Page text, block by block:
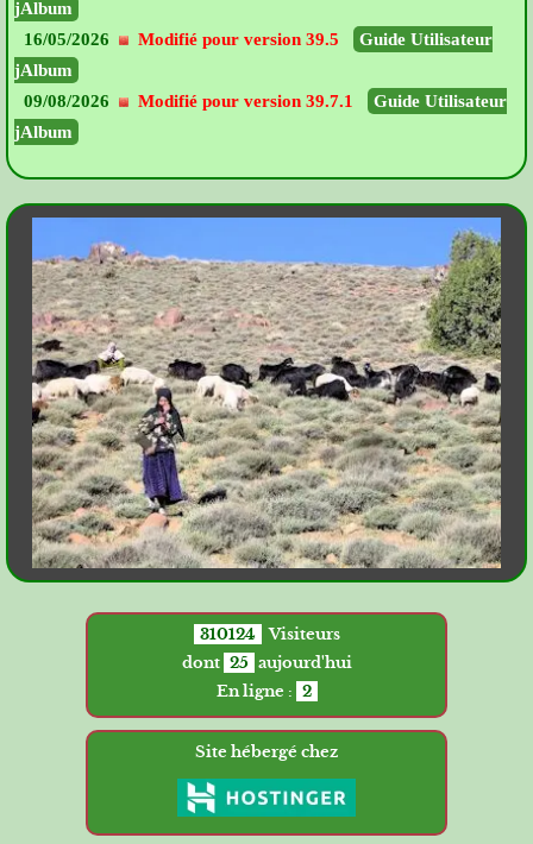
jAlbum
16/05/2026
Modifié pour version 39.5
Guide Utilisateur
jAlbum
09/08/2026
Modifié pour version 39.7.1
Guide Utilisateur
jAlbum
310124
Visiteurs
dont 25 aujourd'hui
En ligne : 2
Site hébergé chez